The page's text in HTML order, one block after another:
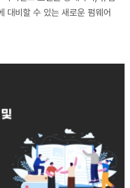
대비할 수 있는 새로운 펌웨어